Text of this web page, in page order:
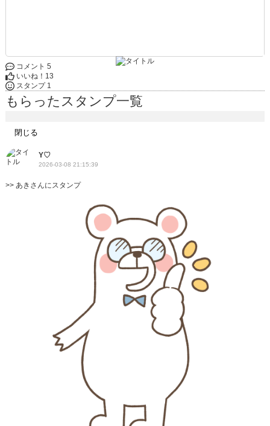
コメント 5
いいね！ 13
スタンプ 1
もらったスタンプ一覧
閉じる
Y♡
2026-03-08 21:15:39
>>あきさんにスタンプ